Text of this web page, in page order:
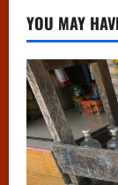
YOU MAY